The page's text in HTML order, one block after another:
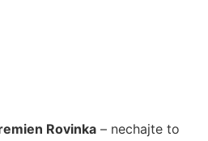
Rovinka – nechajte to